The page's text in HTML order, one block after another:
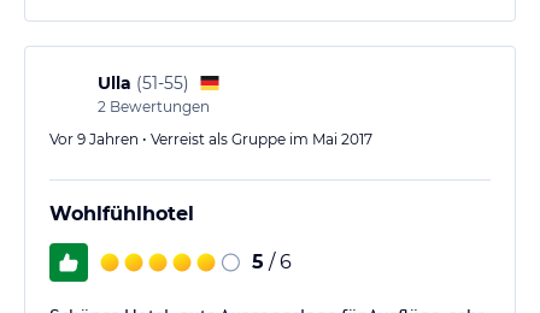
Ulla (51-55)
2 Bewertungen
Vor 9 Jahren • Verreist als Gruppe im Mai 2017
Wohlfühlhotel
5 / 6